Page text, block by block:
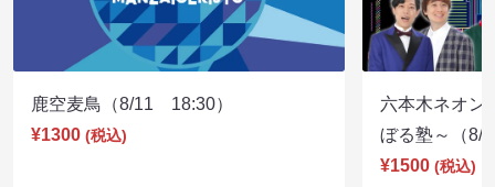
鹿空麦鳥（8/11 18:30）
¥1300 (税込)
六本木ネオン
ぼる塾～（
¥1500 (税込)